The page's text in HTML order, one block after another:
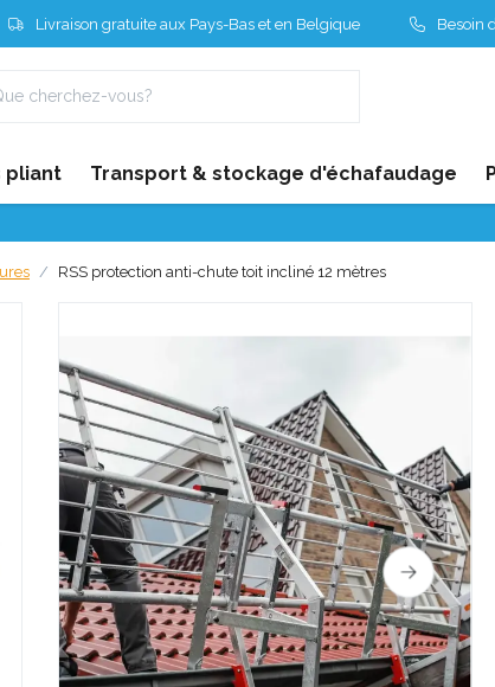
Livraison gratuite aux Pays-Bas et en Belgique Besoin
pliant Transport & stockage d'échafaudage
RSS protection anti-chute toit incliné 12 mètres